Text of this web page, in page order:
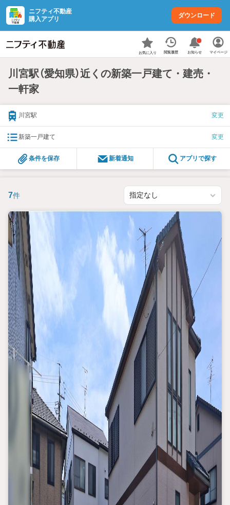
ニフティ不動産
購入アプリ
ダウンロード
お気に入り 閲覧履歴 お知らせ マイページ
川宮駅（愛知県）近くの新築一戸建て・建売・
一軒家
川宮駅 変更
新築一戸建て 変更
条件を保存 新着通知 アプリで探す
7件